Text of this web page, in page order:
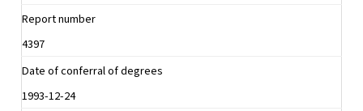
Report number
4397
Date of conferral of degrees
1993-12-24